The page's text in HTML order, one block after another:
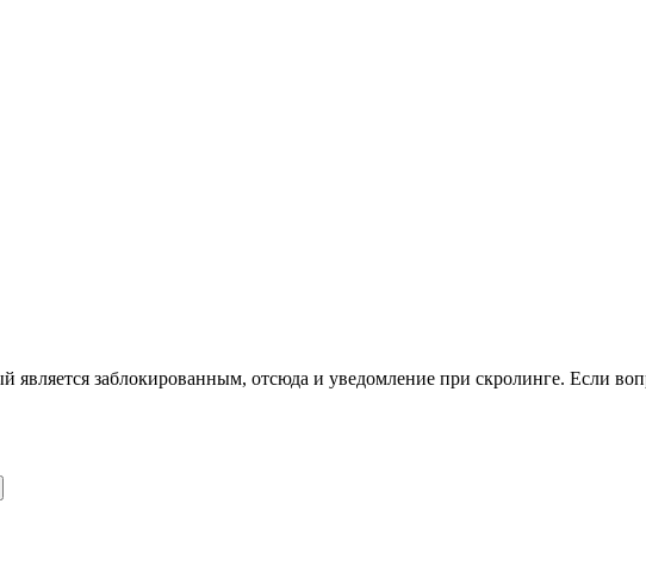
является заблокированным, отсюда и уведомление при скролинге. Если